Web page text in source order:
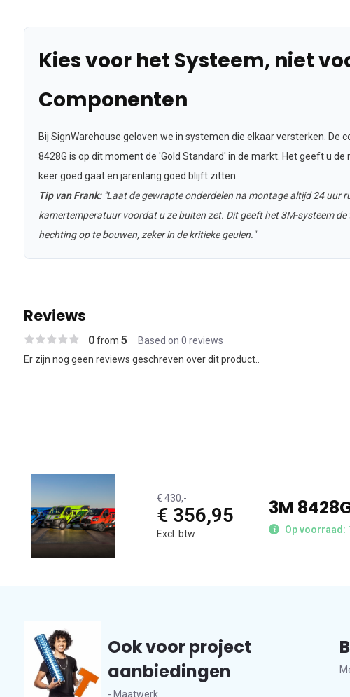
Kies voor het Systeem, niet
Componenten
Bij SignWarehouse geloven we in systemen die elkaar versterken. De
8428G is op dit moment de 'Gold Standard' in de markt. Het geeft u de
keer goed gaat en jarenlang goed blijft zitten.
Tip van Frank:"Laat de gewrapte onderdelen na montage altijd 24 uur
kamertemperatuur voordat u ze buiten zet. Dit geeft het 3M-systeem de
hechting op te bouwen, zeker in de kritieke geulen."
Reviews
0from 5 Based on 0 reviews
Er zijn nog geen reviews geschreven over dit product..
€ 430,-
€ 356,95
Excl. btw
3M
Op voorraad:
Ook voor project
aanbiedingen
- Maatwerk